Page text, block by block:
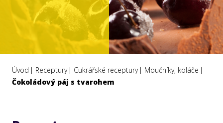
Úvod Receptury Cukrářské receptury
Moučníky, koláče
Čokoládový páj s tvarohem